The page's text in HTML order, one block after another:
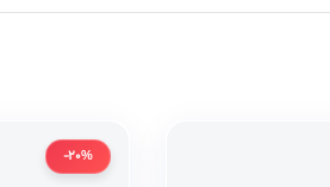
-20%